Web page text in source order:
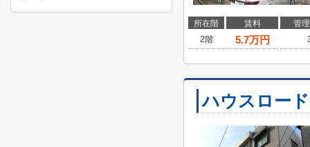
所在階 賃料
管
2階
5.7万円
ハウスロー